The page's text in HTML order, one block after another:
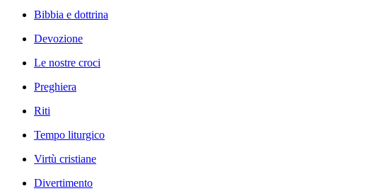
Bibbia e dottrina
Devozione
Le nostre croci
Preghiera
Riti
Tempo liturgico
Virtù cristiane
Divertimento